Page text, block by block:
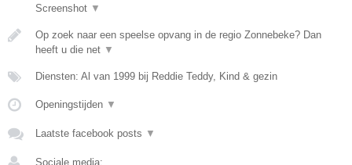
Screenshot ▼
Op zoek naar een speelse opvang in de regio Zonnebeke? Dan
heeft u die net ▼
Diensten: Al van 1999 bij Reddie Teddy, Kind & gezin
Openingstijden ▼
Laatste facebook posts ▼
Sociale media: